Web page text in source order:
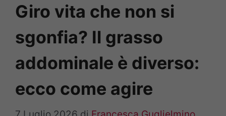
Giro vita che non si
sgonfia? Il grasso
addominale è diverso:
ecco come agire